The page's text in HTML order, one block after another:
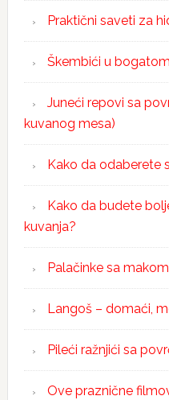
Praktični saveti za
Škembići u
Juneći repovi sa
kuvanog mesa)
Kako da odaberete
Kako da budete
kuvanja?
Palačinke sa
Langoš – domaći,
Pileći ražnjići sa
Ove praznične